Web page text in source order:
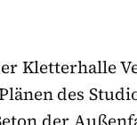
Kletterhalle
des